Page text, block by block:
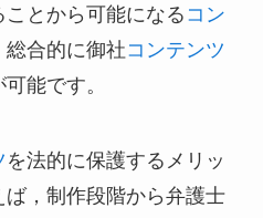
とから可能になる コン
総合的に御社コンテンツ
能です。
を法的に保護するメリッ
ば，制作段階から弁護士